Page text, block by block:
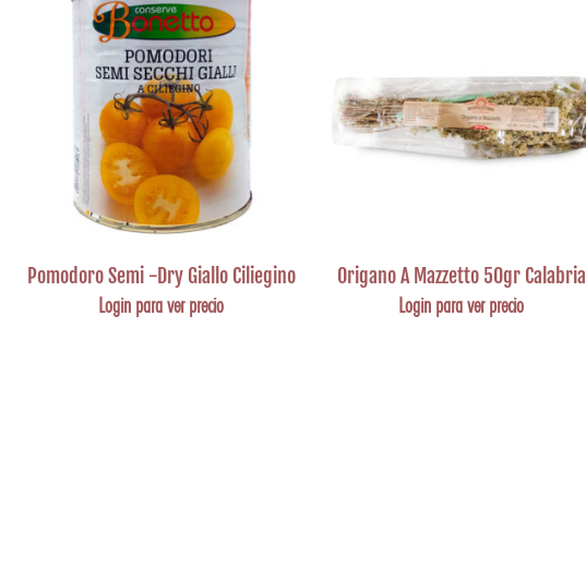
Pomodoro Semi -Dry Giallo Ciliegino
Login para ver precio
Origano A Mazzetto 50gr Calabria
Login para ver precio